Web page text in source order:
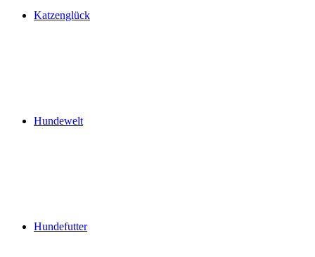
Katzenglück
Hundewelt
Hundefutter